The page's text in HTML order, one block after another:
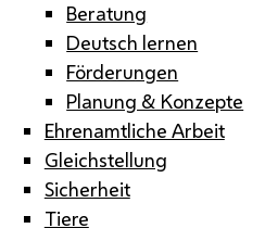
Beratung
Deutsch lernen
Förderungen
Planung & Konzepte
Ehrenamtliche Arbeit
Gleichstellung
Sicherheit
Tiere